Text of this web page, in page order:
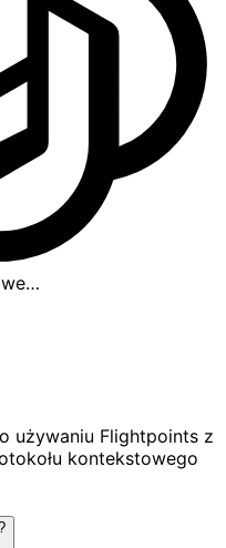
używaniu Flightpoints z
kontekstowego